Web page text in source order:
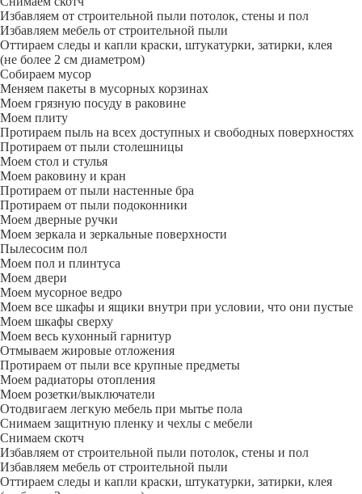
Избавляем от строительной пыли потолок, стены и пол
Избавляем мебель от строительной пыли
Оттираем следы и капли краски, штукатурки, затирки, клея
(не более 2 см диаметром)
Собираем мусор
Меняем пакеты в мусорных корзинах
Моем грязную посуду в раковине
Моем плиту
Протираем пыль на всех доступных и свободных поверхностях
Протираем от пыли столешницы
Моем стол и стулья
Моем раковину и кран
Протираем от пыли настенные бра
Протираем от пыли подоконники
Моем дверные ручки
Моем зеркала и зеркальные поверхности
Пылесосим пол
Моем пол и плинтуса
Моем двери
Моем мусорное ведро
Моем все шкафы и ящики внутри при условии, что они пустые
Моем шкафы сверху
Моем весь кухонный гарнитур
Отмываем жировые отложения
Протираем от пыли все крупные предметы
Моем радиаторы отопления
Моем розетки/выключатели
Отодвигаем легкую мебель при мытье пола
Снимаем защитную пленку и чехлы с мебели
Снимаем скотч
Избавляем от строительной пыли потолок, стены и пол
Избавляем мебель от строительной пыли
Оттираем следы и капли краски, штукатурки, затирки, клея